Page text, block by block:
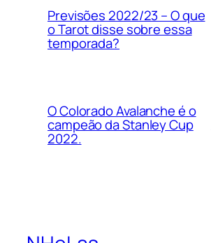
Previsões 2022/23 – O que
o Tarot disse sobre essa
temporada?
O Colorado Avalanche é o
campeão da Stanley Cup
2022.